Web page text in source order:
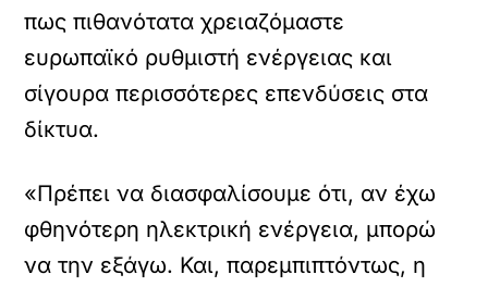
πως πιθανότατα χρειαζόμαστε
ευρωπαϊκό ρυθμιστή ενέργειας και
σίγουρα περισσότερες επενδύσεις στα
δίκτυα.
«Πρέπει να διασφαλίσουμε ότι, αν έχω
φθηνότερη ηλεκτρική ενέργεια, μπορώ
να την εξάγω. Και, παρεμπιπτόντως, η